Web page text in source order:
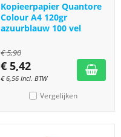
Kopieerpapier Quantore
Colour A4 120gr
azuurblauw 100 vel
€5,90
€ 5,42
€6,56 Incl. BTW
Vergelijken